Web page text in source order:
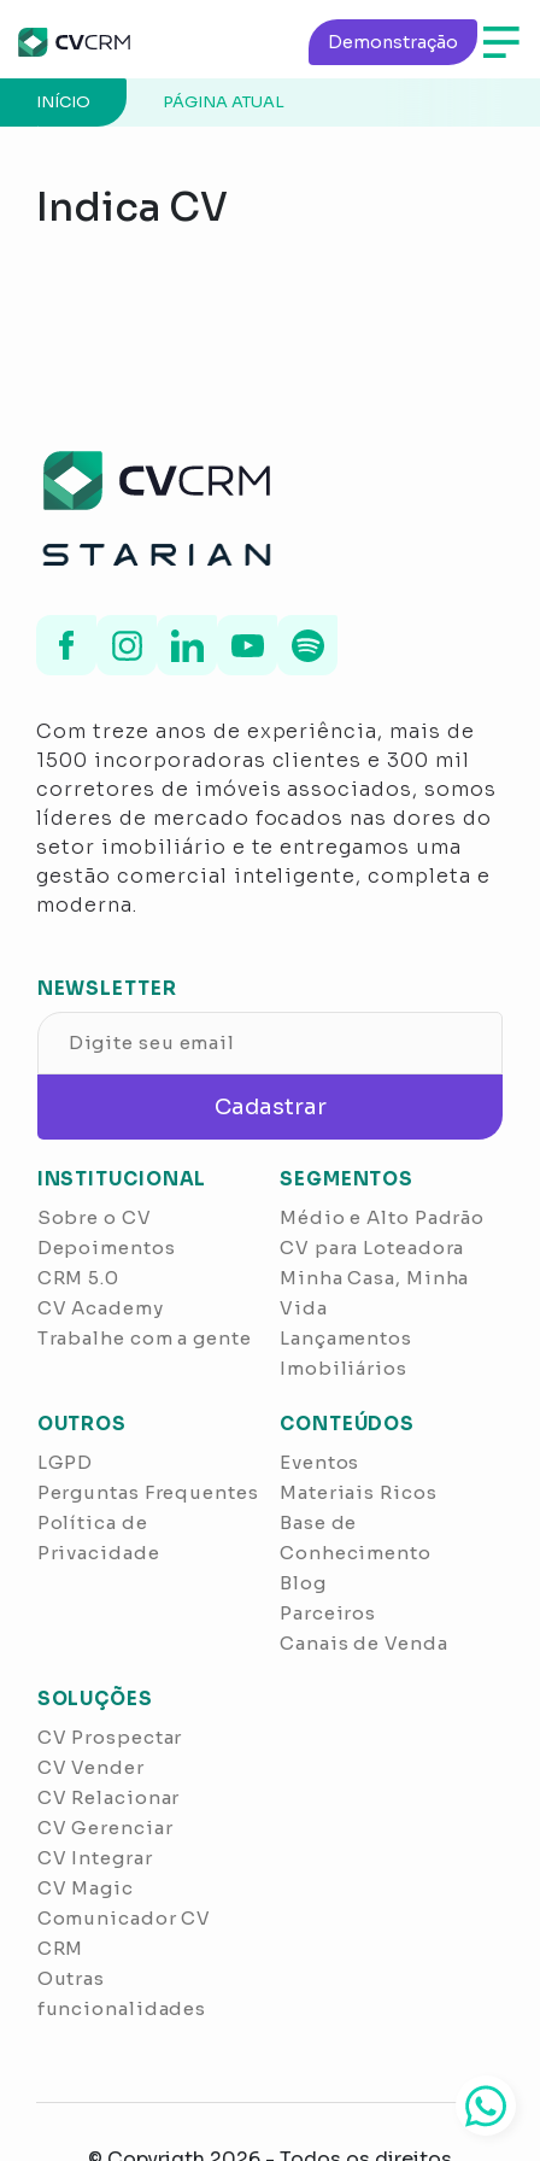
Demonstração
PÁGINA ATUAL
INÍCIO
Indica CV
Com treze anos de experiência, mais de
1500 incorporadoras clientes e 300 mil
corretores de imóveis associados, somos
líderes de mercado focados nas dores do
setor imobiliário e te entregamos uma
gestão comercial inteligente, completa e
moderna.
INSTITUCIONAL
Sobre o CV
Depoimentos
CRM 5.0
CV Academy
Trabalhe com a gente
SEGMENTOS
Médio e Alto Padrão
CV para Loteadora
Minha Casa, Minha
Vida
Lançamentos
Imobiliários
OUTROS
LGPD
Perguntas Frequentes
Política de
Privacidade
CONTEÚDOS
Eventos
Materiais Ricos
Base de
Conhecimento
Blog
Parceiros
Canais de Venda
SOLUÇÕES
CV Prospectar
CV Vender
CV Relacionar
CV Gerenciar
CV Integrar
CV Magic
Comunicador CV
CRM
Outras
funcionalidades
NEWSLETTER
Cadastrar